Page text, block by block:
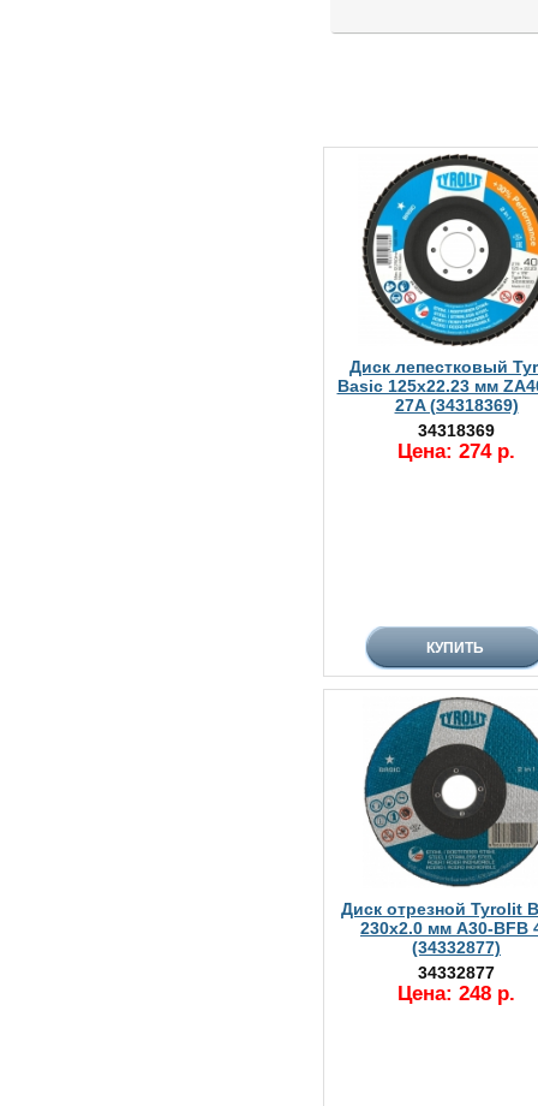
Диск лепестковый
Basic 125х22.23 мм
27A (34318369)
34318369
Цена: 274 р.
Диск отрезной Tyrolit
230х2.0 мм A30-BFB
(34332877)
34332877
Цена: 248 р.